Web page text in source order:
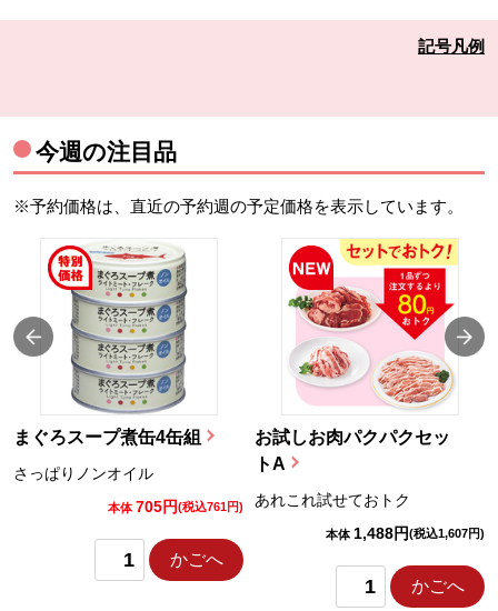
記号凡例
今週の注目品
※予約価格は、直近の予約週の予定価格を表示しています。
まぐろスープ煮缶4缶組
さっぱりノンオイル
本体 705円(税込761円)
かごへ
お試しお肉パクパクセッ
トA
あれこれ試せておトク
本体 1,488円(税込1,607円)
かごへ